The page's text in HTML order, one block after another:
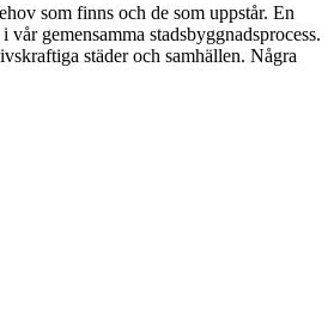
som finns och de som uppstår. En
gemensamma stadsbyggnadsprocess.
städer och samhällen. Några